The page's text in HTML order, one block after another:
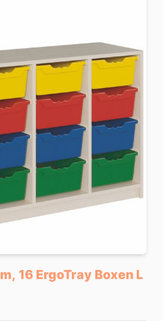
16 ErgoTray Boxen L